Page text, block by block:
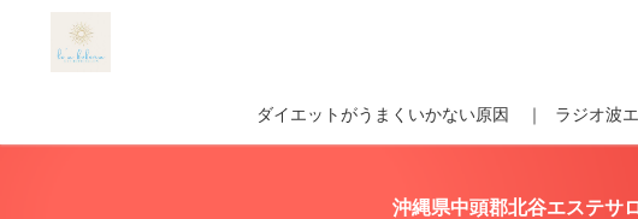
ダイエットがうまくいかない原因 ｜ ラジオ波
沖縄県中頭郡北谷エステサ